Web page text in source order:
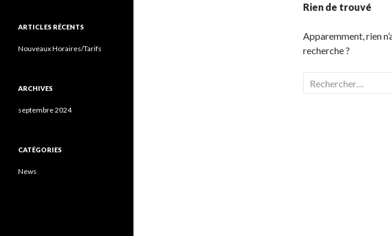
Rien de trouvé
Apparemment, rien
recherche ?
Rechercher :
ARTICLES RÉCENTS
Nouveaux Horaires/Tarifs
ARCHIVES
septembre 2024
CATÉGORIES
News